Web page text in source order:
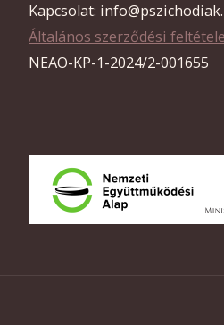
Kapcsolat:
Általános szerződési
NEAO-KP-1-2024/2-001655